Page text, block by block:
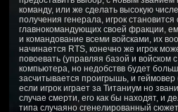
команду, или же сделать высокую
получения генерала, игрок становится
главнокомандующих своей фракции,
и командование всеми войсками, их
начинается RTS, конечно же игрок
повоевать (управляя базой и войском
компьютера, но недобствв будет
засчитывается проигрышь, и
если игрок играет за Титаниум но
случае смерти, его как бы находят, и
типа случаяно сгенелированный